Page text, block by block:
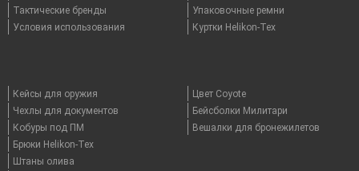
Тактические бренды
Условия использования
Упаковочные ремни
Куртки Helikon-Tex
Кейсы для оружия
Чехлы для документов
Кобуры под ПМ
Брюки Helikon-Tex
Штаны олива
Цвет Coyote
Бейсболки Милитари
Вешалки для бронежилетов